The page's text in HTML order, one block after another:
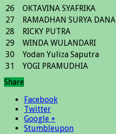
26
OKTAVINA SYAFRIKA
27
RAMADHAN SURYA DANA
28
RICKY PUTRA
29
WINDA WULANDARI
30
Yodan Yuliza Saputra
31
YOGI PRAMUDHIA
Share
Facebook
Twitter
Google +
Stumbleupon